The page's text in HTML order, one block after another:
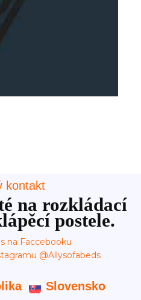
kontakt
na rozkládací
postele.
Slovensko